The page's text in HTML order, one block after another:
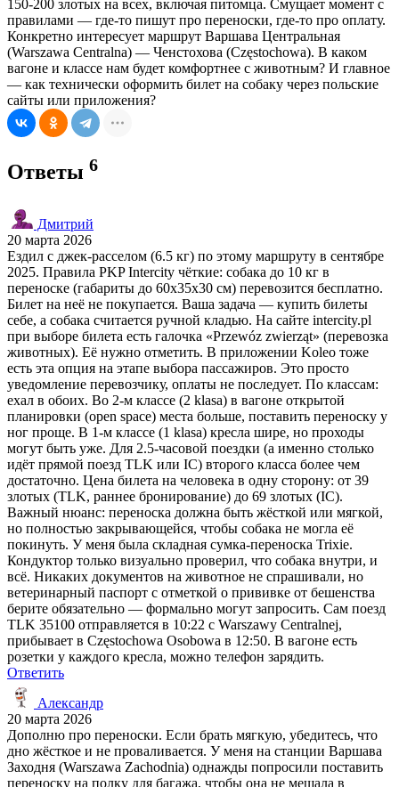
150-200 злотых на всех, включая питомца. Смущает момент с
правилами — где-то пишут про переноски, где-то про оплату.
Конкретно интересует маршрут Варшава Центральная
(Warszawa Centralna) — Ченстохова (Częstochowa). В каком
вагоне и классе нам будет комфортнее с животным? И главное
— как технически оформить билет на собаку через польские
сайты или приложения?
Ответы 6
Дмитрий
20 марта 2026
Ездил с джек-расселом (6.5 кг) по этому маршруту в сентябре
2025. Правила PKP Intercity чёткие: собака до 10 кг в
переноске (габариты до 60x35x30 см) перевозится бесплатно.
Билет на неё не покупается. Ваша задача — купить билеты
себе, а собака считается ручной кладью. На сайте intercity.pl
при выборе билета есть галочка «Przewóz zwierząt» (перевозка
животных). Её нужно отметить. В приложении Koleo тоже
есть эта опция на этапе выбора пассажиров. Это просто
уведомление перевозчику, оплаты не последует. По классам:
ехал в обоих. Во 2-м классе (2 klasa) в вагоне открытой
планировки (open space) места больше, поставить переноску у
ног проще. В 1-м классе (1 klasa) кресла шире, но проходы
могут быть уже. Для 2.5-часовой поездки (а именно столько
идёт прямой поезд TLK или IC) второго класса более чем
достаточно. Цена билета на человека в одну сторону: от 39
злотых (TLK, раннее бронирование) до 69 злотых (IC).
Важный нюанс: переноска должна быть жёсткой или мягкой,
но полностью закрывающейся, чтобы собака не могла её
покинуть. У меня была складная сумка-переноска Trixie.
Кондуктор только визуально проверил, что собака внутри, и
всё. Никаких документов на животное не спрашивали, но
ветеринарный паспорт с отметкой о прививке от бешенства
берите обязательно — формально могут запросить. Сам поезд
TLK 35100 отправляется в 10:22 с Warszawy Centralnej,
прибывает в Częstochowa Osobowa в 12:50. В вагоне есть
розетки у каждого кресла, можно телефон зарядить.
Ответить
Александр
20 марта 2026
Дополню про переноски. Если брать мягкую, убедитесь, что
дно жёсткое и не проваливается. У меня на станции Варшава
Заходня (Warszawa Zachodnia) однажды попросили поставить
переноску на полку для багажа, чтобы она не мешала в